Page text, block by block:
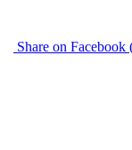
Share on